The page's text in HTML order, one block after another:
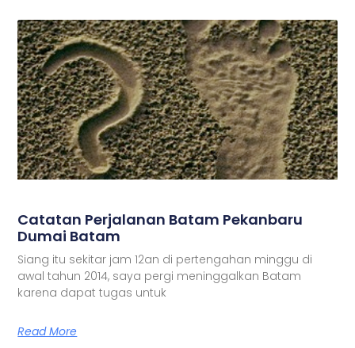
Catatan Perjalanan Batam Pekanbaru
Dumai Batam
Siang itu sekitar jam 12an di pertengahan minggu di
awal tahun 2014, saya pergi meninggalkan Batam
karena dapat tugas untuk
Read More